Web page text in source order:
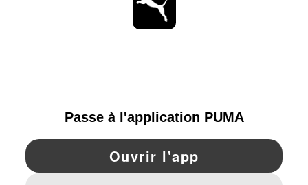
YouTube Twitter Pinterest